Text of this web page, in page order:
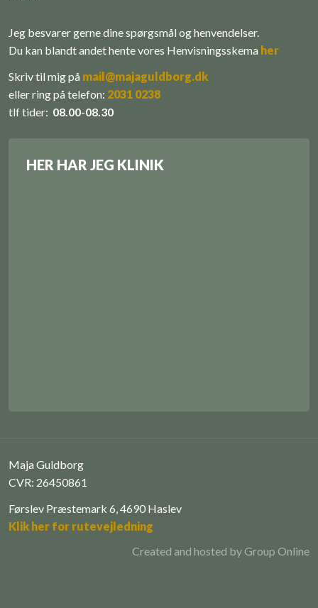
Jeg besvarer gerne dine spørgsmål og henvendelser.
Du kan blandt andet hente vores ​Henvisningsskema her
Skriv til mig på mail@majaguldborg.dk
eller r​ing på telefon: 2031 0238
tlf tider: 08.00-08.30
HER HAR JEG KLINIK
Maja Guldborg
CVR: 26450861
Førslev Præstemark 6, 4690 Haslev
Klik her for rutevejledning
Created and hosted by Group Online